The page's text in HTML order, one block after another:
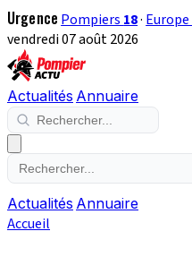
Urgence Pompiers 18· Europe
vendredi 07 août 2026
Actualités Annuaire
Actualités Annuaire
Accueil